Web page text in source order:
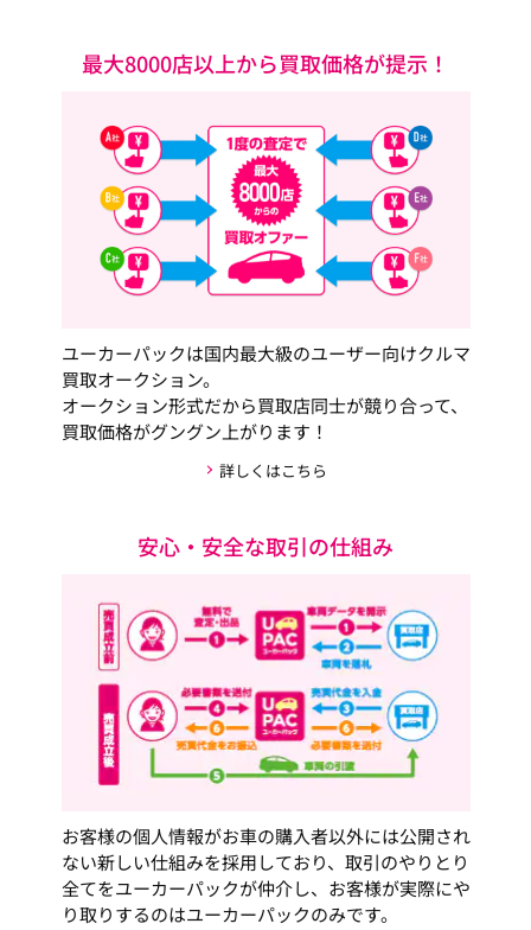
最大8000店以上から買取価格が提示！
ユーカーパックは国内最大級のユーザー向けクルマ
買取オークション。
オークション形式だから買取店同士が競り合って、
買取価格がグングン上がります！
詳しくはこちら
安心・安全な取引の仕組み
お客様の個人情報がお車の購入者以外には公開され
ない新しい仕組みを採用しており、取引のやりとり
全てをユーカーパックが仲介し、お客様が実際にや
り取りするのはユーカーパックのみです。